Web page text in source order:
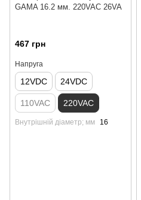
GAMA 16.2 мм. 220VAC 26VA
467 грн
Напруга
12VDC 24VDC
110VAC 220VAC
Внутрішній діаметр; мм 16